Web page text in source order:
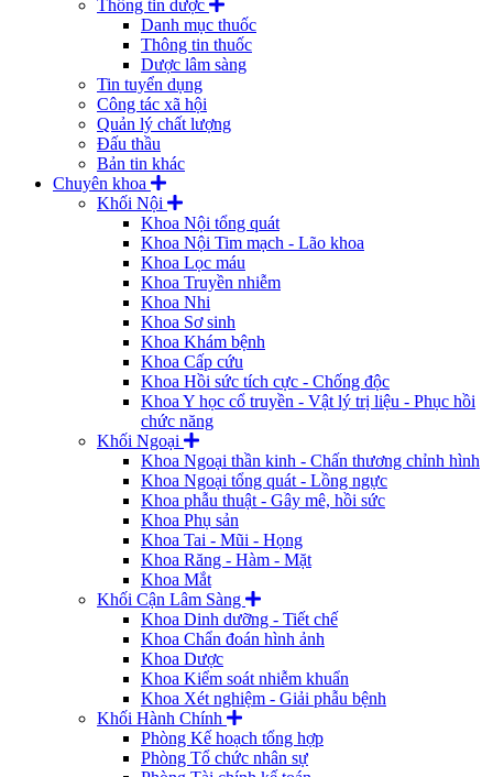
Thông tin dược
Danh mục thuốc
Thông tin thuốc
Dược lâm sàng
Tin tuyển dụng
Công tác xã hội
Quản lý chất lượng
Đấu thầu
Bản tin khác
Chuyên khoa
Khối Nội
Khoa Nội tổng quát
Khoa Nội Tim mạch - Lão khoa
Khoa Lọc máu
Khoa Truyền nhiễm
Khoa Nhi
Khoa Sơ sinh
Khoa Khám bệnh
Khoa Cấp cứu
Khoa Hồi sức tích cực - Chống độc
Khoa Y học cổ truyền - Vật lý trị liệu - Phục hồi
chức năng
Khối Ngoại
Khoa Ngoại thần kinh - Chấn thương chỉnh hình
Khoa Ngoại tổng quát - Lồng ngực
Khoa phẫu thuật - Gây mê, hồi sức
Khoa Phụ sản
Khoa Tai - Mũi - Họng
Khoa Răng - Hàm - Mặt
Khoa Mắt
Khối Cận Lâm Sàng
Khoa Dinh dưỡng - Tiết chế
Khoa Chẩn đoán hình ảnh
Khoa Dược
Khoa Kiểm soát nhiễm khuẩn
Khoa Xét nghiệm - Giải phẫu bệnh
Khối Hành Chính
Phòng Kế hoạch tổng hợp
Phòng Tổ chức nhân sự